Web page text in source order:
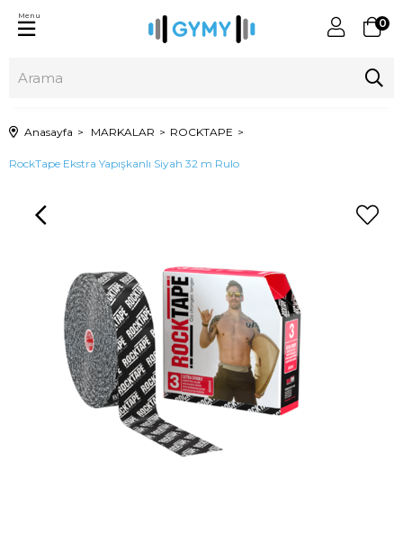
0
Menu
Anasayfa MARKALAR ROCKTAPE
RockTape Ekstra Yapışkanlı Siyah 32 m Rulo